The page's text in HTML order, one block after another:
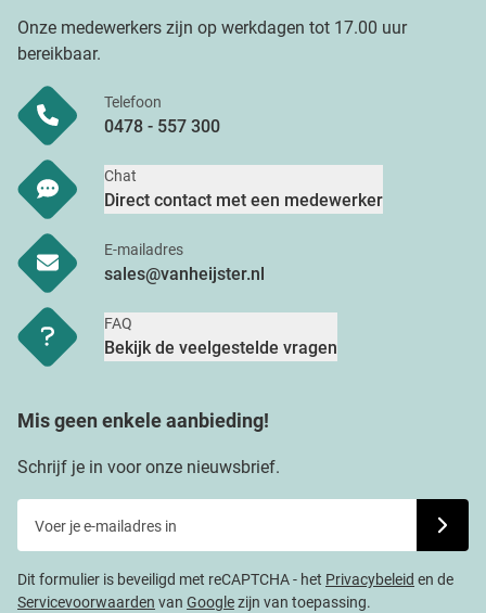
Onze medewerkers zijn op werkdagen tot 17.00 uur
bereikbaar.
Telefoon
0478 - 557 300
Chat
Direct contact met een medewerker
E-mailadres
sales@vanheijster.nl
FAQ
Bekijk de veelgestelde vragen
Mis geen enkele aanbieding!
Schrijf je in voor onze nieuwsbrief.
Dit formulier is beveiligd met reCAPTCHA - het Privacybeleid en de
Servicevoorwaarden van Googlezijn van toepassing.